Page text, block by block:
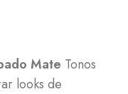
Mate Tonos
looks de